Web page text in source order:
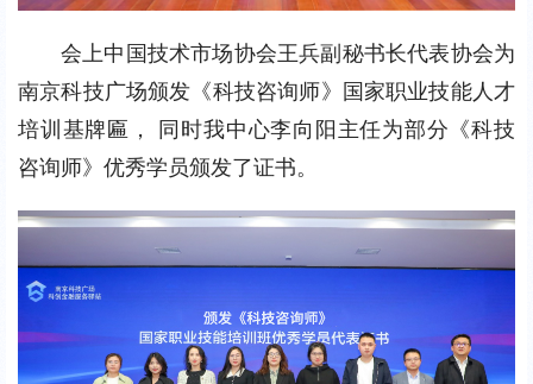
会上中国技术市场协会王兵副秘书长代表协会为
南京科技广场颁发《科技咨询师》国家职业技能人才
培训基牌匾， 同时我中心李向阳主任为部分《科技
咨询师》优秀学员颁发了证书。